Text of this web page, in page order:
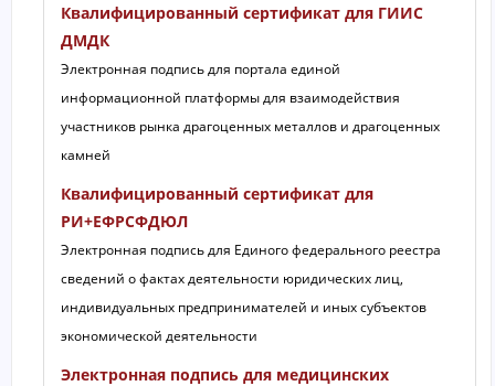
Квалифицированный сертификат для ГИИС
ДМДК
Электронная подпись для портала единой
информационной платформы для взаимодействия
участников рынка драгоценных металлов и драгоценных
камней
Квалифицированный сертификат для
РИ+ЕФРСФДЮЛ
Электронная подпись для Единого федерального реестра
сведений о фактах деятельности юридических лиц,
индивидуальных предпринимателей и иных субъектов
экономической деятельности
Электронная подпись для медицинских